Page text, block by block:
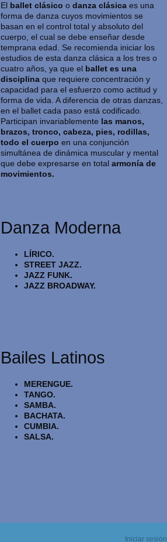
El ballet clásico odanza clásica es una
forma de danza cuyos movimientos se
basan en el control total y absoluto del
cuerpo, el cual se debe enseñar desde
temprana edad. Se recomienda iniciar los
estudios de esta danza clásica a los tres o
cuatro años, ya que el ballet es una
disciplina que requiere concentración y
capacidad para el esfuerzo como actitud y
forma de vida. A diferencia de otras danzas,
en el ballet cada paso está codificado.
Participan invariablemente las manos,
brazos, tronco, cabeza, pies, rodillas,
todo el cuerpo en una conjunción
simultánea de dinámica muscular y mental
que debe expresarse en totalarmonía de
movimientos.
Danza Moderna
LÍRICO.
STREET JAZZ.
JAZZ FUNK.
JAZZ BROADWAY.
Bailes Latinos
MERENGUE.
TANGO.
SAMBA.
BACHATA.
CUMBIA.
SALSA.
Iniciar sesión